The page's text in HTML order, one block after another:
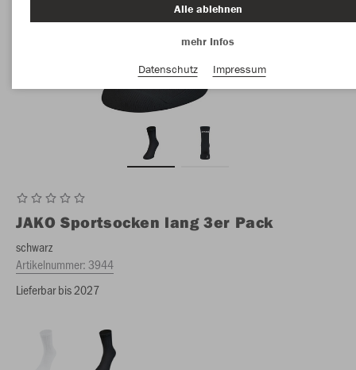
JAKO Sportsocken lang 3er Pack
schwarz
Artikelnummer:3944
Lieferbar bis 2027
Alle ablehnen
mehr Infos
Datenschutz
Impressum